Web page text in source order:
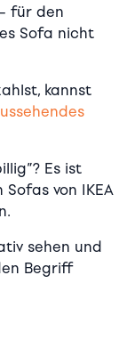
für den
Sofa nicht
kannst
Es ist
von IKEA
sehen und
Begriff